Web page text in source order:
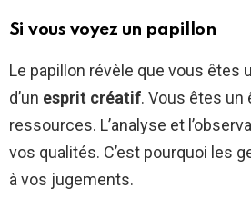
Si vous voyez un papillon
Le papillon révèle que vous êtes
d’un esprit créatif. Vous êtes un
ressources. L’analyse et
vos qualités. C’est pourquoi les
à vos jugements.